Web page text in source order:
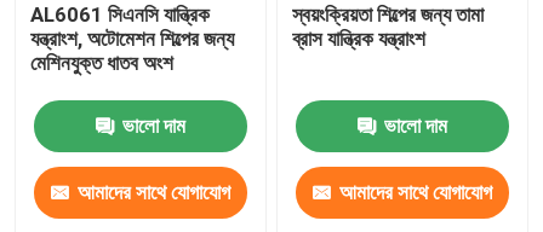
AL6061 সিএনসি যান্ত্রিক
যন্ত্রাংশ, অটোমেশন শিল্পের জন্য
মেশিনযুক্ত ধাতব অংশ
ভালো দাম
আমাদের সাথে যোগাযোগ
স্বয়ংক্রিয়তা শিল্পের জন্য তামা
ব্রাস যান্ত্রিক যন্ত্রাংশ
ভালো দাম
আমাদের সাথে যোগাযোগ